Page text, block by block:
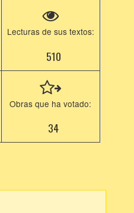
Lecturas de sus textos:
510
Obras que ha votado:
34